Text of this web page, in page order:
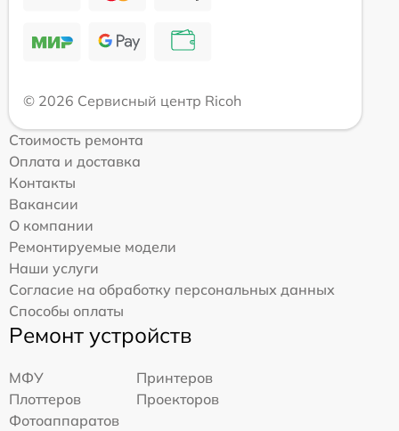
© 2026 Сервисный центр Ricoh
Стоимость ремонта
Оплата и доставка
Контакты
Вакансии
О компании
Ремонтируемые модели
Наши услуги
Согласие на обработку персональных данных
Способы оплаты
Ремонт устройств
МФУ
Принтеров
Плоттеров
Проекторов
Фотоаппаратов